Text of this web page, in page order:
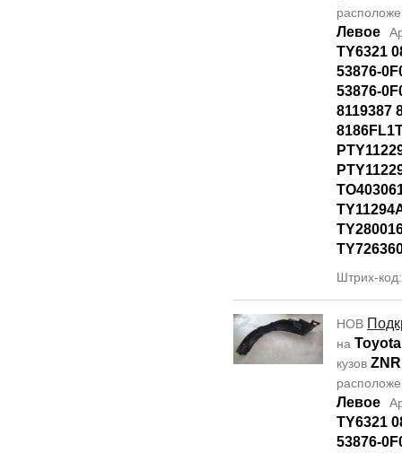
Левое
TY6321
53876-
53876-
8119387
Штрих-
НОВ
на
кузов
Левое
TY6321
53876-